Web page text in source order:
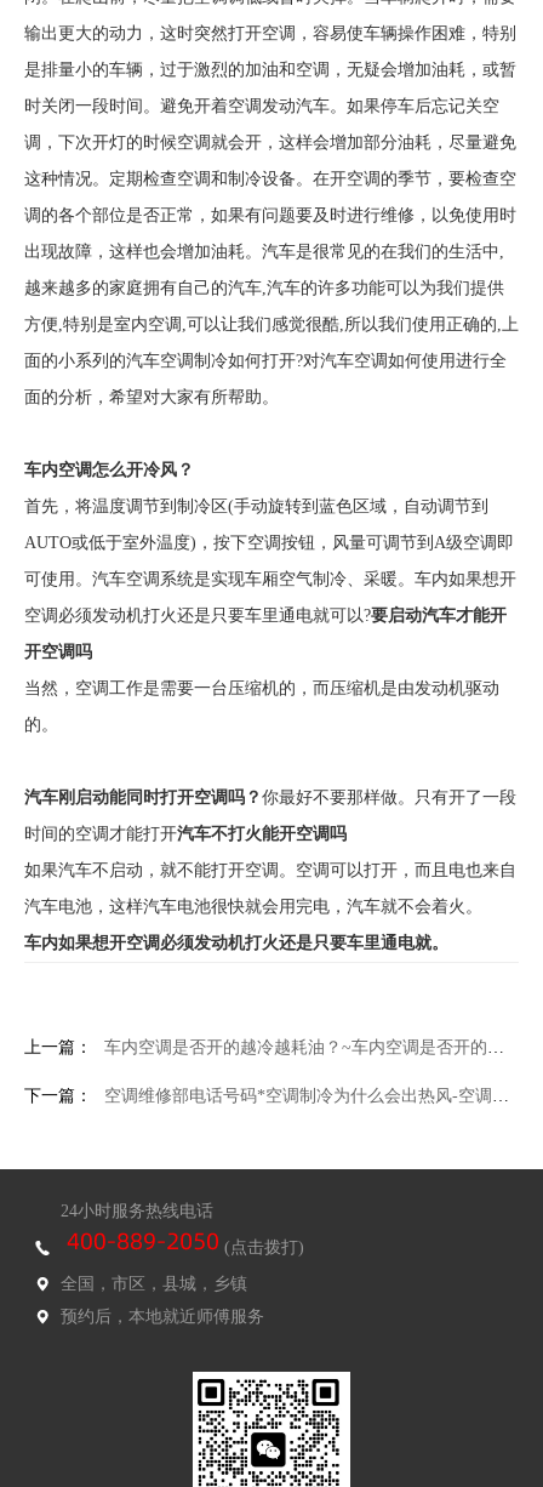
输出更大的动力，这时突然打开空调，容易使车辆操作困难，特别
是排量小的车辆，过于激烈的加油和空调，无疑会增加油耗，或暂
时关闭一段时间。避免开着空调发动汽车。如果停车后忘记关空
调，下次开灯的时候空调就会开，这样会增加部分油耗，尽量避免
这种情况。定期检查空调和制冷设备。在开空调的季节，要检查空
调的各个部位是否正常，如果有问题要及时进行维修，以免使用时
出现故障，这样也会增加油耗。汽车是很常见的在我们的生活中,
越来越多的家庭拥有自己的汽车,汽车的许多功能可以为我们提供
方便,特别是室内空调,可以让我们感觉很酷,所以我们使用正确的,上
面的小系列的汽车空调制冷如何打开?对汽车空调如何使用进行全
面的分析，希望对大家有所帮助。
车内空调怎么开冷风？
首先，将温度调节到制冷区(手动旋转到蓝色区域，自动调节到
AUTO或低于室外温度)，按下空调按钮，风量可调节到A级空调即
可使用。汽车空调系统是实现车厢空气制冷、采暖。车内如果想开
空调必须发动机打火还是只要车里通电就可以?要启动汽车才能开
开空调吗
当然，空调工作是需要一台压缩机的，而压缩机是由发动机驱动
的。
汽车刚启动能同时打开空调吗？ 你最好不要那样做。只有开了一段
时间的空调才能打开汽车不打火能开空调吗
如果汽车不启动，就不能打开空调。空调可以打开，而且电也来自
汽车电池，这样汽车电池很快就会用完电，汽车就不会着火。
车内如果想开空调必须发动机打火还是只要车里通电就。
上一篇： 车内空调是否开的越冷越耗油？~车内空调是否开的越冷越耗油？_1
下一篇： 空调维修部电话号码*空调制冷为什么会出热风-空调制冷会出热风解决方法
24小时服务热线电话
(点击拨打)
全国，市区，县城，乡镇
预约后，本地就近师傅服务